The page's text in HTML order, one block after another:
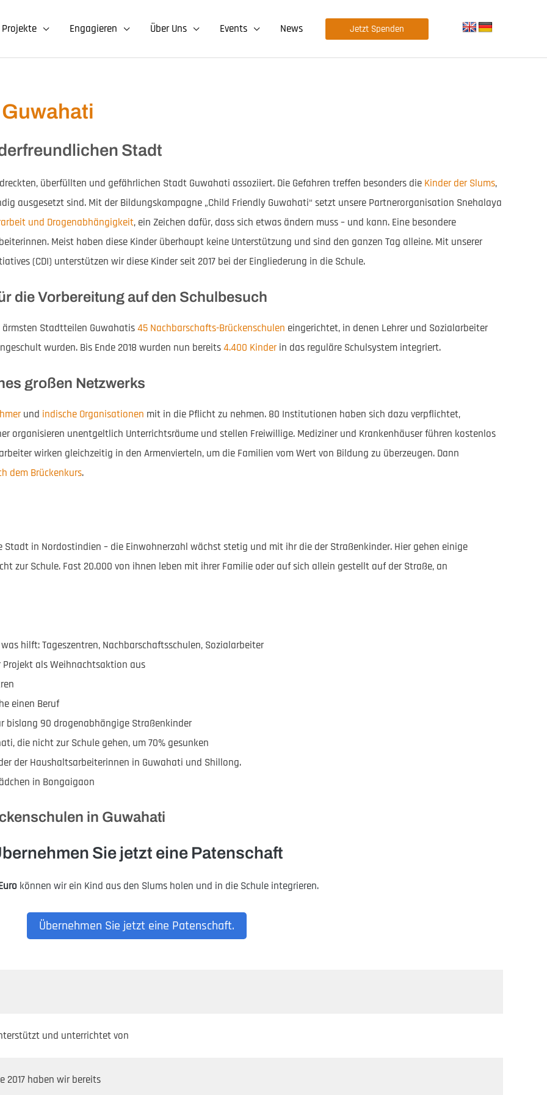
Projekte Engagieren Über Uns Events News Jetzt Spenden
Stadt
überfüllten und gefährlichen Stadt Guwahati assoziiert. Die Gefahren treffen besonders die Kinder der Slums,
ausgesetzt sind. Mit der Bildungskampagne „Child Friendly Guwahati“ setzt unsere Partnerorganisation Snehalaya
und Drogenabhängigkeit, ein Zeichen dafür, dass sich etwas ändern muss – und kann. Eine besondere
Meist haben diese Kinder überhaupt keine Unterstützung und sind den ganzen Tag alleine. Mit unserer
(CDI) unterstützen wir diese Kinder seit 2017 bei der Eingliederung in die Schule.
die Vorbereitung auf den Schulbesuch
ärmsten Stadtteilen Guwahatis45 Nachbarschafts-Brückenschulen eingerichtet, in denen Lehrer und Sozialarbeiter
wurden. Bis Ende 2018 wurden nun bereits4.400 Kinderin das reguläre Schulsystem integriert.
großen Netzwerks
und indische Organisationen mit in die Pflicht zu nehmen. 80 Institutionen haben sich dazu verpflichtet,
organisieren unentgeltlich Unterrichtsräume und stellen Freiwillige. Mediziner und Krankenhäuser führen kostenlos
wirken gleichzeitig in den Armenvierteln, um die Familien vom Wert von Bildung zu überzeugen. Dann
dem Brückenkurs.
in Nordostindien – die Einwohnerzahl wächst stetig und mit ihr die der Straßenkinder. Hier gehen einige
zur Schule. Fast 20.000 von ihnen leben mit ihrer Familie oder auf sich allein gestellt auf der Straße, an
hilft: Tageszentren, Nachbarschaftsschulen, Sozialarbeiter
Projekt als Weihnachtsaktion aus
einen Beruf
bislang 90 drogenabhängige Straßenkinder
die nicht zur Schule gehen, um 70% gesunken
der Haushaltsarbeiterinnen in Guwahati und Shillong.
in Bongaigaon
in Guwahati
Sie jetzt eine Patenschaft
können wir ein Kind aus den Slums holen und in die Schule integrieren.
Übernehmen Sie jetzt eine Patenschaft.
und unterrichtet von
2017 haben wir bereits